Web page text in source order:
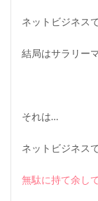
ネットビジネス
結局はサラリー
それは…
ネットビジネス
無駄に持て余し